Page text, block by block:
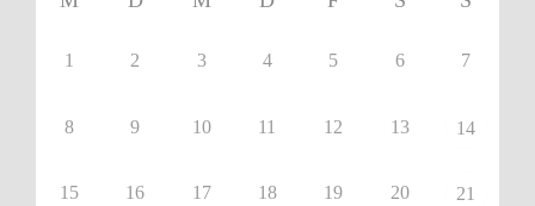
1 2 3 4 5 6 7
8 9 10 11 12 13 14
15 16 17 18 19 20 21